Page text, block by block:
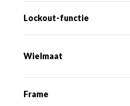
Lockout-functie
Wielmaat
Frame